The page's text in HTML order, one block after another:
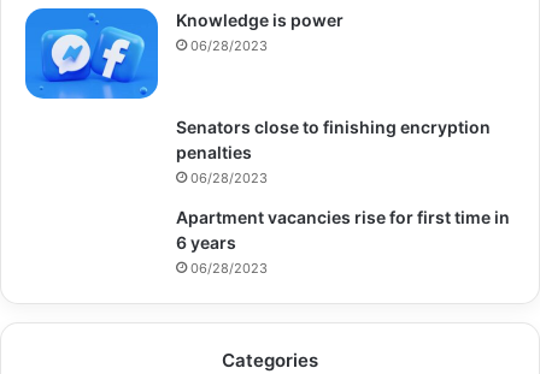
Knowledge is power
06/28/2023
Senators close to finishing encryption
penalties
06/28/2023
Apartment vacancies rise for first time in
6 years
06/28/2023
Categories